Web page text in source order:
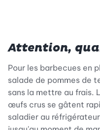
Attention,
Pour les barbecues en
salade de pommes de
sans la mettre au frais.
œufs crus se gâtent
saladier au